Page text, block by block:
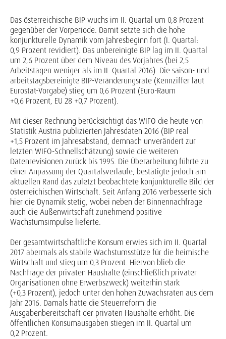
Das österreichische BIP wuchs im II. Quartal um 0,8 Prozent
gegenüber der Vorperiode. Damit setzte sich die hohe
konjunkturelle Dynamik vom Jahresbeginn fort (I. Quartal:
0,9 Prozent revidiert). Das unbereinigte BIP lag im II. Quartal
um 2,6 Prozent über dem Niveau des Vorjahres (bei 2,5
Arbeitstagen weniger als im II. Quartal 2016). Die saison- und
arbeitstagsbereinigte BIP-Veränderungsrate (Kennziffer laut
Eurostat-Vorgabe) stieg um 0,6 Prozent (Euro-Raum
+0,6 Prozent, EU 28 +0,7 Prozent).
Mit dieser Rechnung berücksichtigt das WIFO die heute von
Statistik Austria publizierten Jahresdaten 2016 (BIP real
+1,5 Prozent im Jahresabstand, demnach unverändert zur
letzten WIFO-Schnellschätzung) sowie die weiteren
Datenrevisionen zurück bis 1995. Die Überarbeitung führte zu
einer Anpassung der Quartalsverläufe, bestätigte jedoch am
aktuellen Rand das zuletzt beobachtete konjunkturelle Bild der
österreichischen Wirtschaft. Seit Anfang 2016 verbesserte sich
hier die Dynamik stetig, wobei neben der Binnennachfrage
auch die Außenwirtschaft zunehmend positive
Wachstumsimpulse lieferte.
Der gesamtwirtschaftliche Konsum erwies sich im II. Quartal
2017 abermals als stabile Wachstumsstütze für die heimische
Wirtschaft und stieg um 0,3 Prozent. Hiervon blieb die
Nachfrage der privaten Haushalte (einschließlich privater
Organisationen ohne Erwerbszweck) weiterhin stark
(+0,3 Prozent), jedoch unter den hohen Zuwachsraten aus dem
Jahr 2016. Damals hatte die Steuerreform die
Ausgabenbereitschaft der privaten Haushalte erhöht. Die
öffentlichen Konsumausgaben stiegen im II. Quartal um
0,2 Prozent.